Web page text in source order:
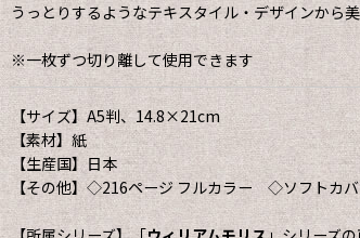
うっとりするようなテキスタイル・デザインから
※一枚ずつ切り離して使用できます
【サイズ】A5判、14.8×21cm
【素材】紙
【生産国】日本
【その他】◇216ページ フルカラー ◇ソフトカ